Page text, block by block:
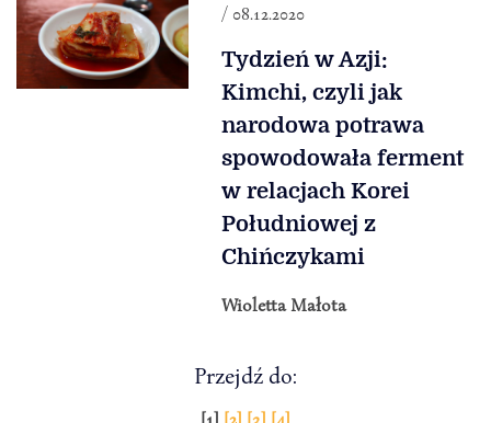
/ 08.12.2020
Tydzień w Azji:
Kimchi, czyli jak
narodowa potrawa
spowodowała ferment
w relacjach Korei
Południowej z
Chińczykami
Wioletta Małota
Przejdź do: